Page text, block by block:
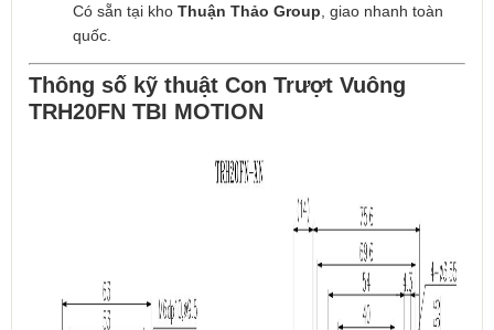
Có sẵn tại kho Thuận Thảo Group , giao nhanh toàn
quốc.
Thông số kỹ thuật Con Trượt Vuông
TRH20FN TBI MOTION